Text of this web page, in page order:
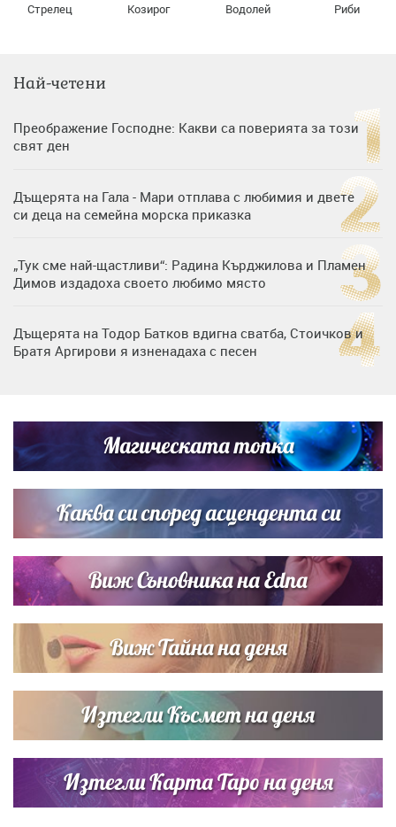
Стрелец Козирог Водолей Риби
Най-четени
Преображение Господне: Какви са поверията за този
свят ден
Дъщерята на Гала - Мари отплава с любимия и двете
си деца на семейна морска приказка
„Тук сме най-щастливи“: Радина Кърджилова и Пламен
Димов издадоха своето любимо място
Дъщерята на Тодор Батков вдигна сватба, Стоичков и
Братя Аргирови я изненадаха с песен
Списъкът е ясен: Джей Ло и Риана във ВИП гостите на
сватбата на Роналдо
Магическата топка
Каква си според асцендента си
Виж Съновника на Edna
Виж Тайна на деня
Изтегли Късмет на деня
Изтегли Карта Таро на деня